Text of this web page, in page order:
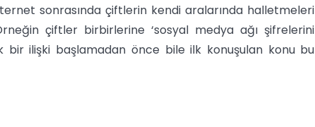
sonrasında çiftlerin kendi aralarında halletmeleri
çiftler birbirlerine ‘sosyal medya ağı şifrelerini
bir ilişki başlamadan önce bile ilk konuşulan konu bu